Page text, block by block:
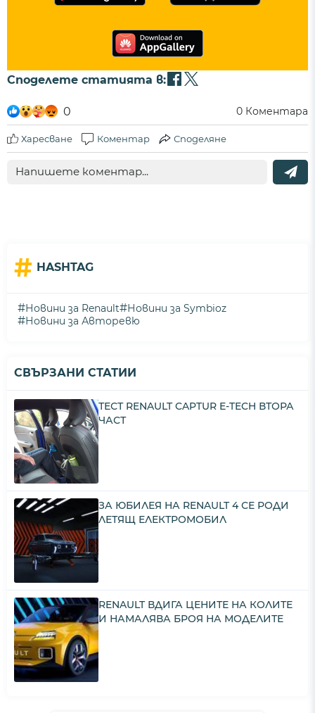
Споделете статията в:
0 0 Коментара
Харесване Коментар Споделяне
# HASHTAG
#Новини за Renault#Новини за Symbioz
#Новини за Авторевю
СВЪРЗАНИ СТАТИИ
ТЕСТ RENAULT CAPTUR E-TECH ВТОРА
ЧАСТ
ЗА ЮБИЛЕЯ НА RENAULT 4 СЕ РОДИ
ЛЕТЯЩ ЕЛЕКТРОМОБИЛ
RENAULT ВДИГА ЦЕНИТЕ НА КОЛИТЕ
И НАМАЛЯВА БРОЯ НА МОДЕЛИТЕ